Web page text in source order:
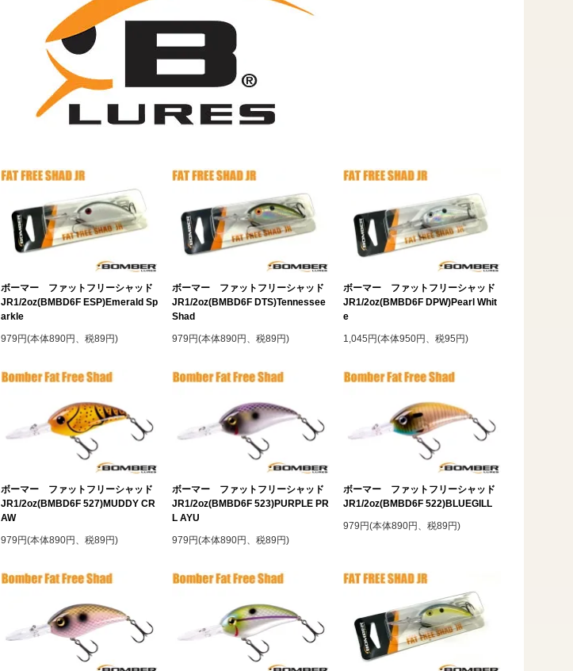
ボーマー ファットフリーシャッド
JR1/2oz(BMBD6F ESP)Emerald Sp
arkle
979円(本体890円、税89円)
ボーマー ファットフリーシャッド
JR1/2oz(BMBD6F DTS)Tennessee
Shad
979円(本体890円、税89円)
ボーマー ファットフリーシャッド
JR1/2oz(BMBD6F DPW)Pearl Whit
e
1,045円(本体950円、税95円)
ボーマー ファットフリーシャッド
JR1/2oz(BMBD6F 527)MUDDY CR
AW
979円(本体890円、税89円)
ボーマー ファットフリーシャッド
JR1/2oz(BMBD6F 523)PURPLE PR
L AYU
979円(本体890円、税89円)
ボーマー ファットフリーシャッド
JR1/2oz(BMBD6F 522)BLUEGILL
979円(本体890円、税89円)